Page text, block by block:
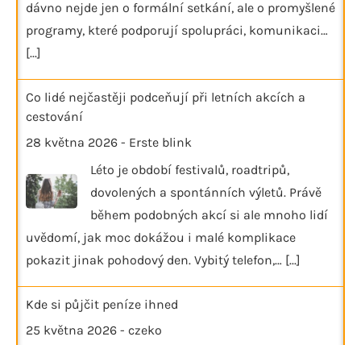
dávno nejde jen o formální setkání, ale o promyšlené
programy, které podporují spolupráci, komunikaci…
[...]
Co lidé nejčastěji podceňují při letních akcích a
cestování
28 května 2026 - Erste blink
Léto je období festivalů, roadtripů,
dovolených a spontánních výletů. Právě
během podobných akcí si ale mnoho lidí
uvědomí, jak moc dokážou i malé komplikace
pokazit jinak pohodový den. Vybitý telefon,… [...]
Kde si půjčit peníze ihned
25 května 2026 - czeko